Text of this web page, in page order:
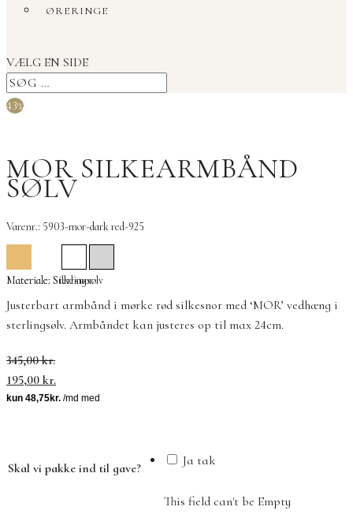
ØRERINGE
VÆLG EN SIDE
43%
MOR SILKEARMBÅND
SØLV
Varenr.: 5903-mor-dark red-925
Materiale: Silkesnor
Materiale: Sterlingsølv
Justerbart armbånd i mørke rød silkesnor med ‘MOR’ vedhæng i
sterlingsølv. Armbåndet kan justeres op til max 24cm.
345,00kr.
Den
oprindelige
pris
195,00 kr.
Den
aktuelle
pris
Skal vi pakke ind til gave?
Ja tak
This field can't be Empty